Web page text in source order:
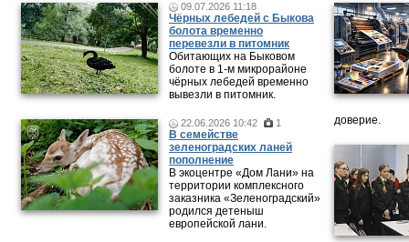
09.07.2026 11:18
Чёрных лебедей с Быкова
болота временно
перевезли в питомник
Обитающих на Быковом
болоте в 1-м микрорайоне
чёрных лебедей временно
вывезли в питомник.
22.06.2026 10:42 1
В семействе
зеленоградских ланей
пополнение
В экоцентре «Дом Лани» на
территории комплексного
заказника «Зеленоградский»
родился детеныш
европейской лани.
доверие.